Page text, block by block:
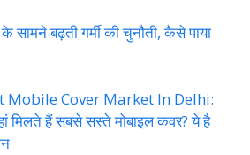
सामने बढ़ती गर्मी की चुनौती, कैसे पाया
Mobile Cover Market In Delhi:
मिलते हैं सबसे सस्ते मोबाइल कवर? ये है